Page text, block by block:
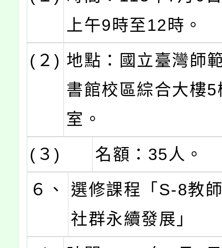
上午9時至12時。
(２) 地點：國立臺灣師
書館校區綜合大樓
室。
(３)
名額：35人。
６、
選修課程「S-8教
社群永續發展」